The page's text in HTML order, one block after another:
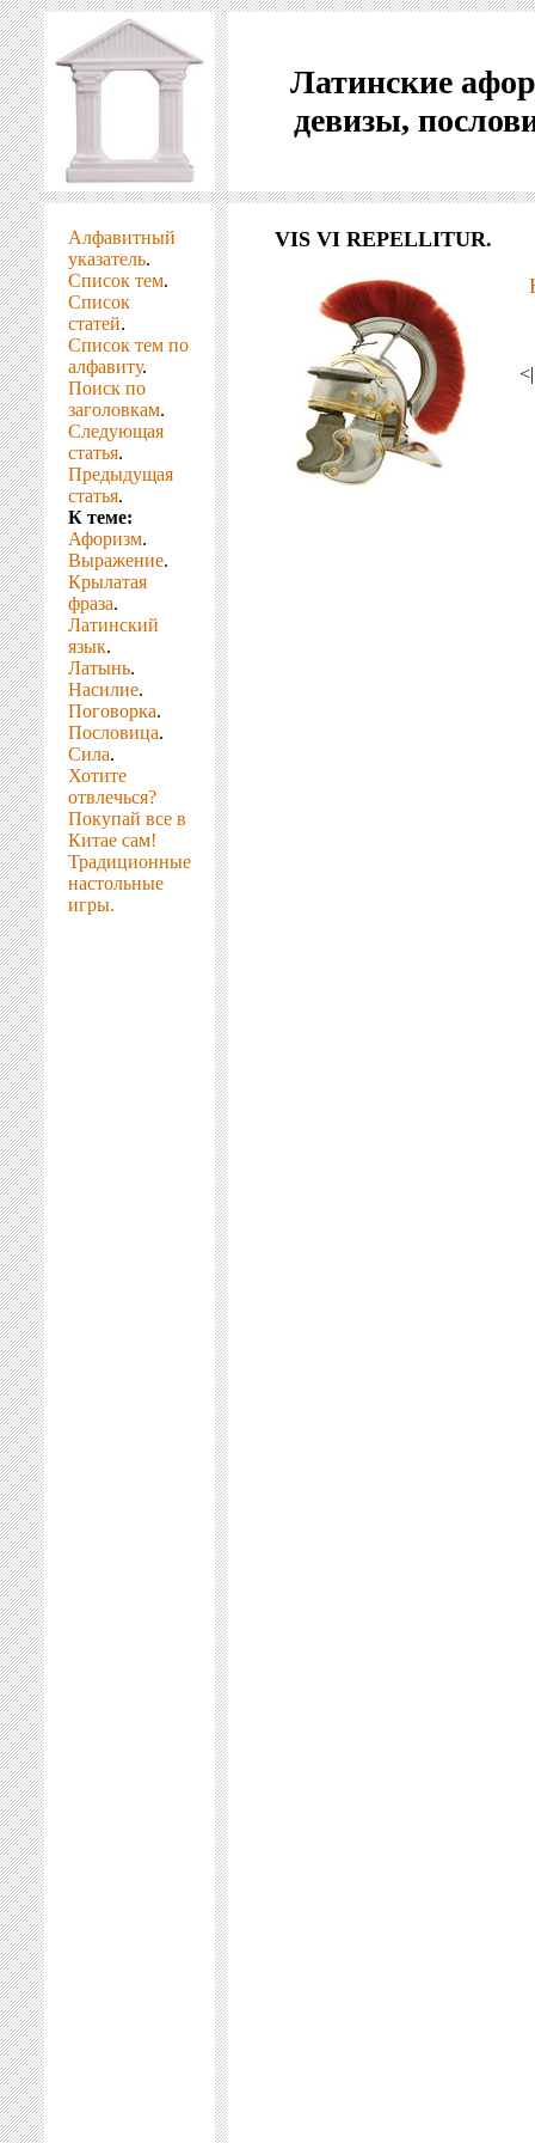
Латинские
девизы,
Алфавитный
указатель.
Список тем.
Список
статей.
Список тем по
алфавиту.
Поиск по
заголовкам.
Следующая
статья.
Предыдущая
статья.
К теме:
Афоризм.
Выражение.
Крылатая
фраза.
Латинский
язык.
Латынь.
Насилие.
Поговорка.
Пословица.
Сила.
Хотите
отвлечься?
Покупай все в
Китае сам!
Традиционные
настольные
игры.
VIS VI REPELLITUR.